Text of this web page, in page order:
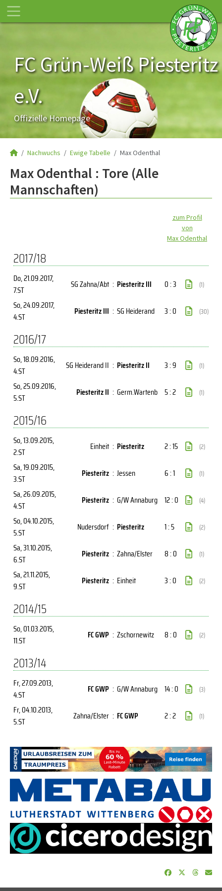
FC Grün-Weiß Piesteritz
e.V.
Offizielle Homepage
Nachwuchs Ewige Tabelle Max Odenthal
Max Odenthal : Tore (Alle
Mannschaften)
zum Profil
von
Max Odenthal
2017/18
Do, 21.09.2017,
7.ST
SG Zahna/Abt : Piesteritz III 0 : 3 (1)
So, 24.09.2017,
4.ST
Piesteritz III : SG Heiderand 3 : 0 (30)
2016/17
So, 18.09.2016,
4.ST
SG Heiderand II : Piesteritz II 3 : 9 (1)
So, 25.09.2016,
5.ST
Piesteritz II : Germ.Wartenb 5 : 2 (1)
2015/16
So, 13.09.2015,
2.ST
Einheit : Piesteritz 2 : 15 (2)
Sa, 19.09.2015,
3.ST
Piesteritz : Jessen 6 : 1 (1)
Sa, 26.09.2015,
4.ST
Piesteritz : G/W Annaburg 12 : 0 (4)
So, 04.10.2015,
5.ST
Nudersdorf : Piesteritz 1 : 5 (2)
Sa, 31.10.2015,
6.ST
Piesteritz : Zahna/Elster 8 : 0 (1)
Sa, 21.11.2015,
9.ST
Piesteritz : Einheit 3 : 0 (2)
2014/15
So, 01.03.2015,
11.ST
FC GWP : Zschornewitz 8 : 0 (2)
2013/14
Fr, 27.09.2013,
4.ST
FC GWP : G/W Annaburg 14 : 0 (3)
Fr, 04.10.2013,
5.ST
Zahna/Elster : FC GWP 2 : 2 (1)